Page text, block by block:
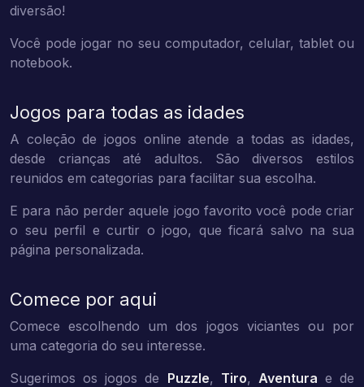
diversão!
Você pode jogar no seu computador, celular, tablet ou
notebook.
Jogos para todas as idades
A coleção de jogos online atende a todas as idades,
desde crianças até adultos. São diversos estilos
reunidos em categorias para facilitar sua escolha.
E para não perder aquele jogo favorito você pode criar
o seu perfil e curtir o jogo, que ficará salvo na sua
página personalizada.
Comece por aqui
Comece escolhendo um dos jogos viciantes ou por
uma categoria do seu interesse.
Sugerimos os jogos de Puzzle, Tiro, Aventura e de